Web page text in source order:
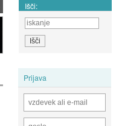
Išči:
Prijava